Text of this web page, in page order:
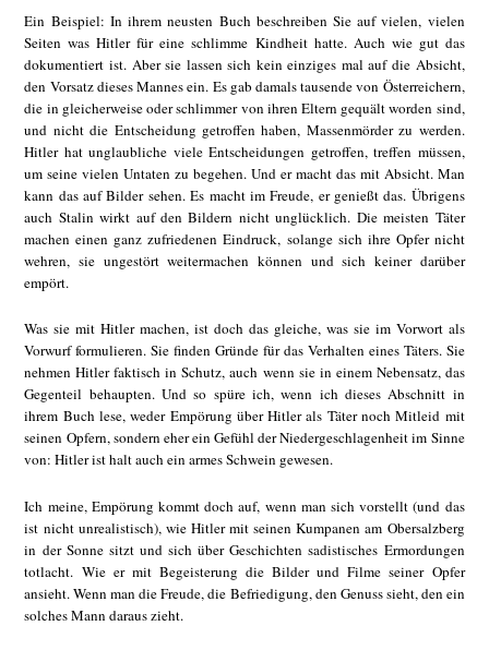
Ein Beispiel: In ihrem neusten Buch beschreiben Sie auf vielen, vielen
Seiten was Hitler für eine schlimme Kindheit hatte. Auch wie gut das
dokumentiert ist. Aber sie lassen sich kein einziges mal auf die Absicht,
den Vorsatz dieses Mannes ein. Es gab damals tausende von Österreichern,
die in gleicherweise oder schlimmer von ihren Eltern gequält worden sind,
und nicht die Entscheidung getroffen haben, Massenmörder zu werden.
Hitler hat unglaubliche viele Entscheidungen getroffen, treffen müssen,
um seine vielen Untaten zu begehen. Und er macht das mit Absicht. Man
kann das auf Bilder sehen. Es macht im Freude, er genießt das. Übrigens
auch Stalin wirkt auf den Bildern nicht unglücklich. Die meisten Täter
machen einen ganz zufriedenen Eindruck, solange sich ihre Opfer nicht
wehren, sie ungestört weitermachen können und sich keiner darüber
empört.
Was sie mit Hitler machen, ist doch das gleiche, was sie im Vorwort als
Vorwurf formulieren. Sie finden Gründe für das Verhalten eines Täters. Sie
nehmen Hitler faktisch in Schutz, auch wenn sie in einem Nebensatz, das
Gegenteil behaupten. Und so spüre ich, wenn ich dieses Abschnitt in
ihrem Buch lese, weder Empörung über Hitler als Täter noch Mitleid mit
seinen Opfern, sondern eher ein Gefühl der Niedergeschlagenheit im Sinne
von: Hitler ist halt auch ein armes Schwein gewesen.
Ich meine, Empörung kommt doch auf, wenn man sich vorstellt (und das
ist nicht unrealistisch), wie Hitler mit seinen Kumpanen am Obersalzberg
in der Sonne sitzt und sich über Geschichten sadistisches Ermordungen
totlacht. Wie er mit Begeisterung die Bilder und Filme seiner Opfer
ansieht. Wenn man die Freude, die Befriedigung, den Genuss sieht, den ein
solches Mann daraus zieht.